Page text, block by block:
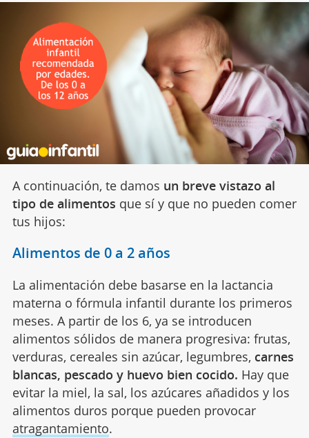
A continuación, te damos un breve vistazo al
tipo de alimentos que sí y que no pueden comer
tus hijos:
Alimentos de 0 a 2 años
La alimentación debe basarse en la lactancia
materna o fórmula infantil durante los primeros
meses. A partir de los 6, ya se introducen
alimentos sólidos de manera progresiva: frutas,
verduras, cereales sin azúcar, legumbres, carnes
blancas, pescado y huevo bien cocido. Hay que
evitar la miel, la sal, los azúcares añadidos y los
alimentos duros porque pueden provocar
atragantamiento.